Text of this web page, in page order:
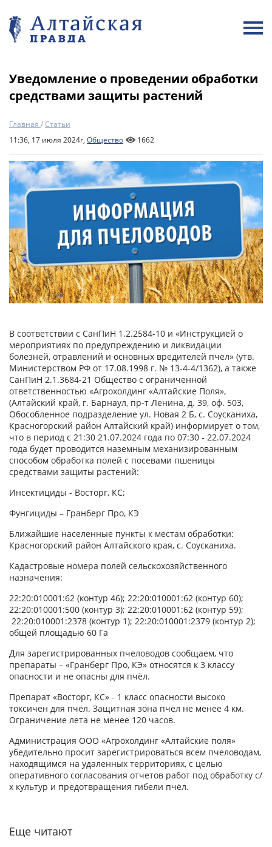
Уведомление о проведении обработки
средствами защиты растений
Главная /Статьи
11:36, 17 июля 2024г, Общество 1662
В соответствии с СанПиН 1.2.2584-10 и «Инструкцией о
мероприятиях по предупреждению и ликвидации
болезней, отравлений и основных вредителей пчёл» (утв.
Министерством РФ от 17.08.1998 г. № 13-4-4/1362), а также
СанПиН 2.1.3684-21 Общество с ограниченной
ответственностью «Агрохолдинг «Алтайские Поля»,
(Алтайский край, г. Барнаул, пр-т Ленина, д. 39, оф. 503,
Обособленное подразделение ул. Новая 2 Б, с. Соусканиха,
Красногорский район Алтайский край) информирует о том,
что в период с 21:30 21.07.2024 года по 07:30 - 22.07.2024
года будет проводится наземным механизированным
способом обработка полей с посевами пшеницы
средствами защиты растений:
Инсектициды - Восторг, КС;
Фунгициды – Гранберг Про, КЭ
Ближайшие населенные пункты к местам обработки:
Красногорский район Алтайского края, с. Соусканиха.
Кадастровые номера полей сельскохозяйственного
назначения:
22:20:010001:62 (контур 46); 22:20:010001:62 (контур 60);
22:20:010001:500 (контур 3); 22:20:010001:62 (контур 59);
22:20:010001:2378 (контур 1); 22:20:010001:2379 (контур 2);
общей площадью 60 Га
Для зарегистрированных пчеловодов сообщаем, что
препараты – «Гранберг Про, КЭ» относятся к 3 классу
опасности и не опасны для пчёл.
Препарат «Восторг, КС» - 1 класс опасности высоко
токсичен для пчёл. Защитная зона пчёл не менее 4 км.
Ограничение лета не менее 120 часов.
Администрация ООО «Агрохолдинг «Алтайские поля»
убедительно просит зарегистрироваться всем пчеловодам,
находящимся на удаленных территориях, с целью
оперативного согласования отчетов работ под обработку с/
х культур и предотвращения гибели пчёл.
Еще читают